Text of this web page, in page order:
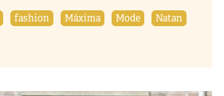
fashion Máxima Mode
Natan